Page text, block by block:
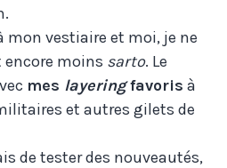
mon vestiaire et moi, je ne
moins sarto. Le
mes layeringfavoris à
et autres gilets de
de tester des nouveautés,